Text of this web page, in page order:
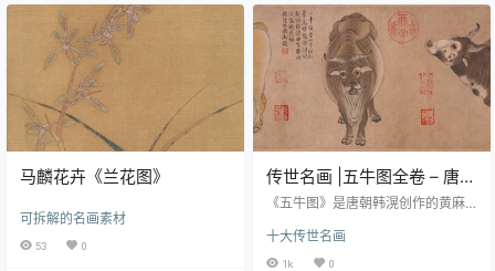
马麟花卉《兰花图》
可拆解的名画素材
53 0
传世名画 |五牛图全卷 – 唐
韩滉
《五牛图》是唐朝韩滉创作的黄麻
图》， [1]该作品现藏于北京故宫博
物院。 [2] 《五牛图》中的五头牛从
十大传世名画
1k 0